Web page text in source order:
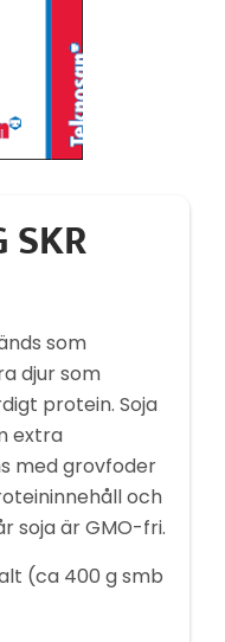
SKR
som
djur som
protein. Soja
extra
med grovfoder
och
soja är GMO-fri.
(ca 400 g smb